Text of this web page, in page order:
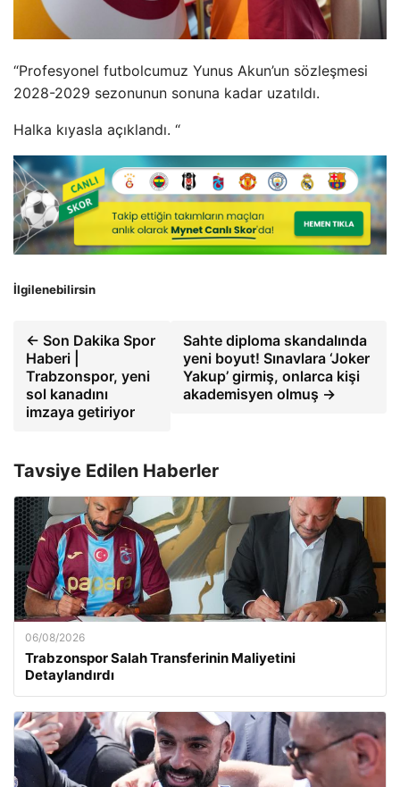
“Profesyonel futbolcumuz Yunus Akun’un sözleşmesi
2028-2029 sezonunun sonuna kadar uzatıldı.
Halka kıyasla açıklandı. “
İlgilenebilirsin
← Son Dakika Spor
Haberi |
Trabzonspor, yeni
sol kanadını
imzaya getiriyor
Sahte diploma skandalında
yeni boyut! Sınavlara ‘Joker
Yakup’ girmiş, onlarca kişi
akademisyen olmuş →
Tavsiye Edilen Haberler
06/08/2026
Trabzonspor Salah Transferinin Maliyetini
Detaylandırdı